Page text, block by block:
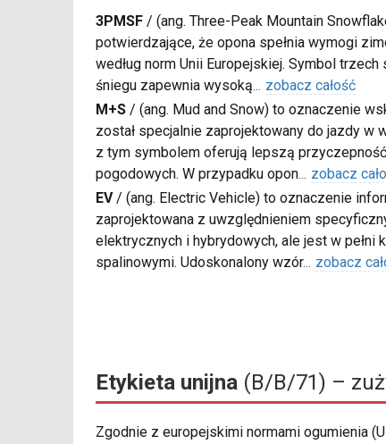
3PMSF / (ang. Three-Peak Mountain
potwierdzające, że opona spełnia wymogi
według norm Unii Europejskiej. Symbol
śniegu zapewnia wysoką... zobacz całość
M+S / (ang. Mud and Snow) to oznaczenie
został specjalnie zaprojektowany do jazdy w
z tym symbolem oferują lepszą
pogodowych. W przypadku opon... zobacz
EV/ (ang. Electric Vehicle) to oznaczenie
zaprojektowana z uwzględnieniem
elektrycznych i hybrydowych, ale jest w pełni
spalinowymi. Udoskonalony wzór... zobacz
Etykieta unijna (B/B/71) –
Zgodnie z europejskimi normami ogumienia